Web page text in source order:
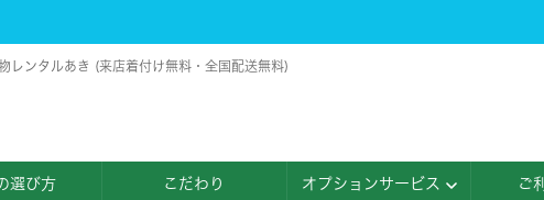
レンタルあき (来店着付け無料・全国配送無料)
選び方 こだわり オプションサービス ご